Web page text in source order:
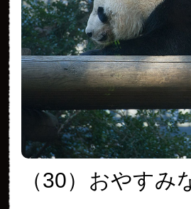
（30） おやすみ